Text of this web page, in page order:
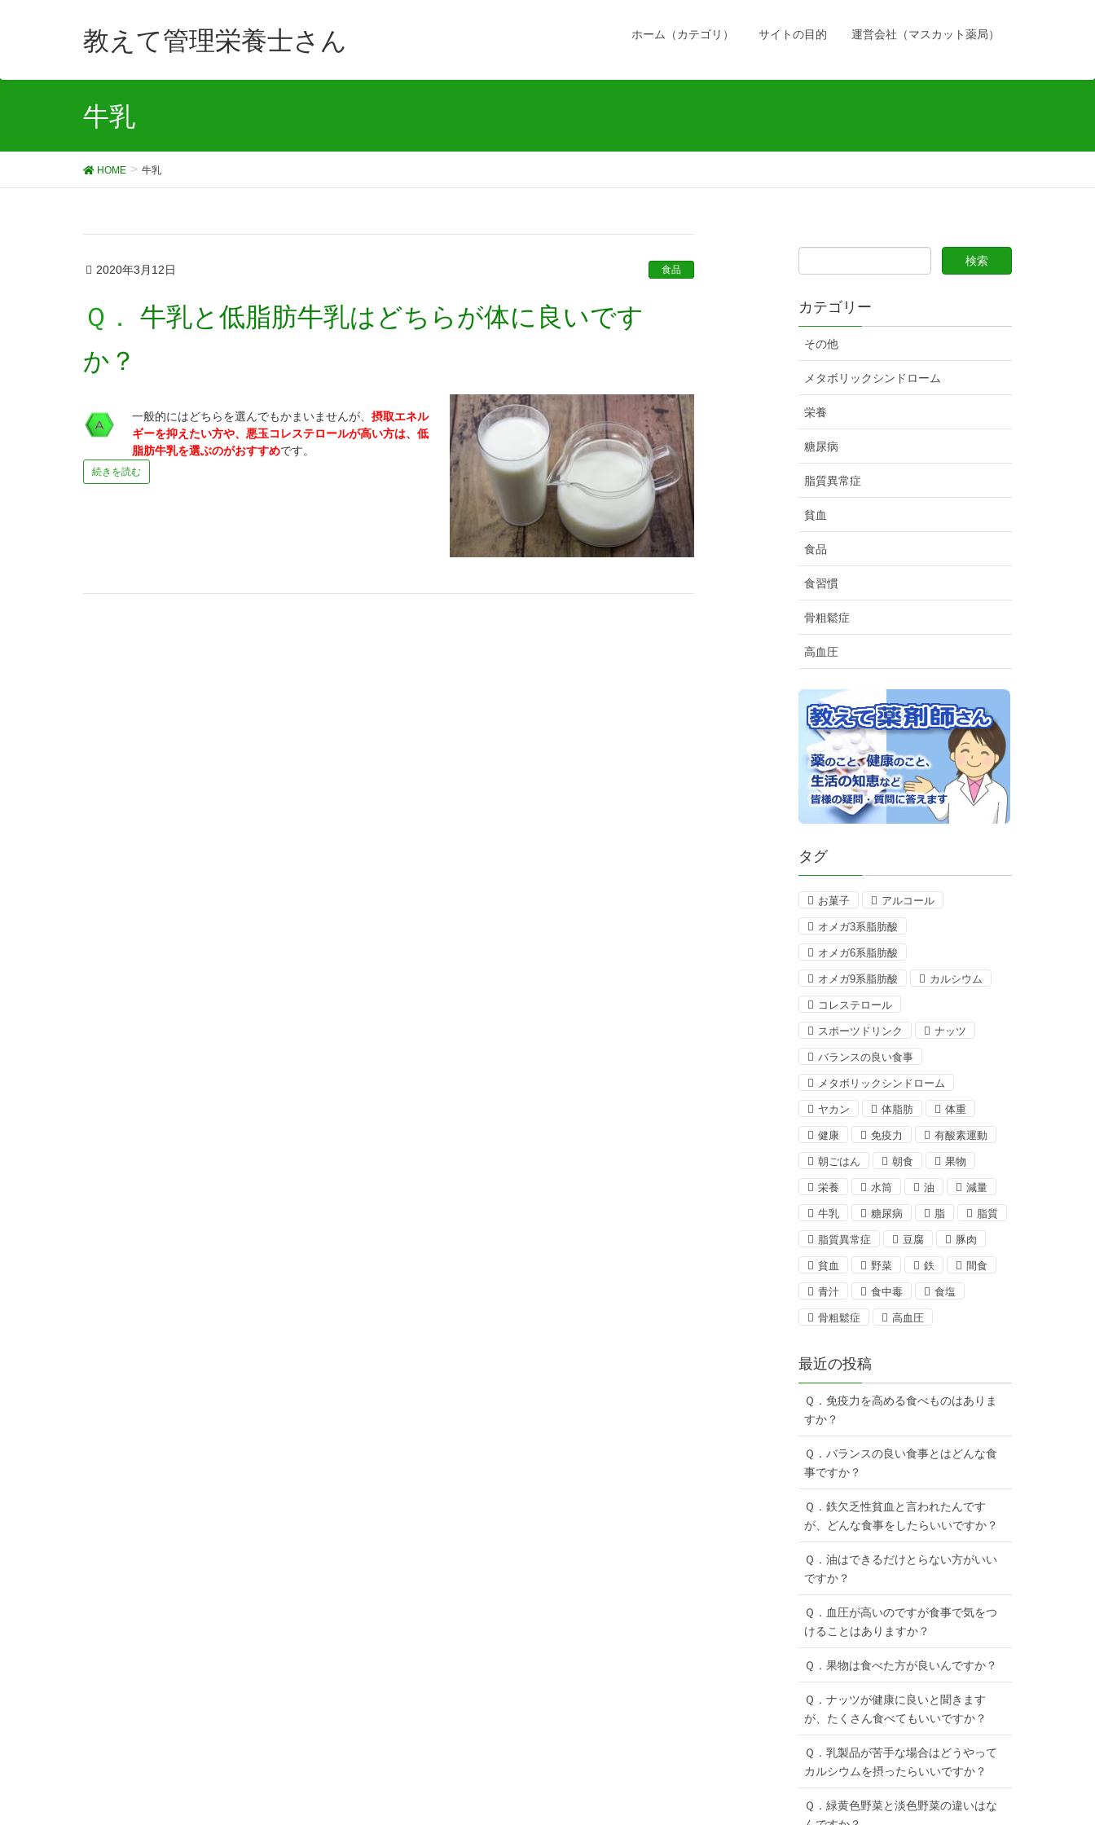
教えて管理栄養士さん ホーム（カテゴリ） サイトの目的 運営会社（マスカット薬局）
牛乳
HOME 牛乳
2020年3月12日 食品
Ｑ． 牛乳と低脂肪牛乳はどちらが体に良いです
か？
一般的にはどちらを選んでもかまいませんが、 摂取エネル
ギーを抑えたい方や、悪玉コレステロールが高い方は、低
脂肪牛乳を選ぶのがおすすめです。
続きを読む
カテゴリー
その他
メタボリックシンドローム
栄養
糖尿病
脂質異常症
貧血
食品
食習慣
骨粗鬆症
高血圧
タグ
お菓子 アルコール
オメガ3系脂肪酸
オメガ6系脂肪酸
オメガ9系脂肪酸 カルシウム
コレステロール
スポーツドリンク ナッツ
バランスの良い食事
メタボリックシンドローム
ヤカン 体脂肪 体重
健康 免疫力 有酸素運動
朝ごはん 朝食 果物
栄養 水筒 油 減量
牛乳 糖尿病 脂 脂質
脂質異常症 豆腐 豚肉
貧血 野菜 鉄 間食
青汁 食中毒 食塩
骨粗鬆症 高血圧
最近の投稿
Ｑ．免疫力を高める食べものはありま
すか？
Ｑ．バランスの良い食事とはどんな食
事ですか？
Ｑ．鉄欠乏性貧血と言われたんです
が、どんな食事をしたらいいですか？
Ｑ．油はできるだけとらない方がいい
ですか？
Ｑ．血圧が高いのですが食事で気をつ
けることはありますか？
Ｑ．果物は食べた方が良いんですか？
Ｑ．ナッツが健康に良いと聞きます
が、たくさん食べてもいいですか？
Ｑ．乳製品が苦手な場合はどうやって
カルシウムを摂ったらいいですか？
Ｑ．緑黄色野菜と淡色野菜の違いはな